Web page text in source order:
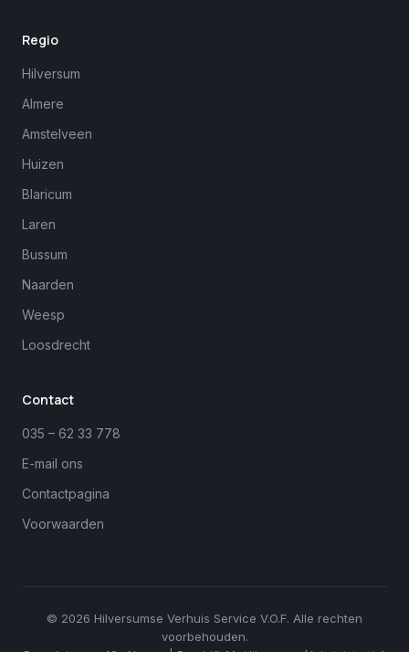
Regio
Hilversum
Almere
Amstelveen
Huizen
Blaricum
Laren
Bussum
Naarden
Weesp
Loosdrecht
Contact
035 – 62 33 778
E-mail ons
Contactpagina
Voorwaarden
© 2026 Hilversumse Verhuis Service V.O.F. Alle rechten
voorbehouden.
Margreet